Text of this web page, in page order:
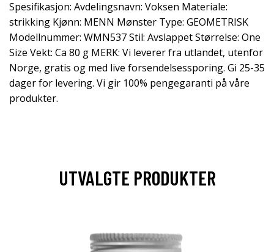
Spesifikasjon: Avdelingsnavn: Voksen Materiale:
strikking Kjønn: MENN Mønster Type: GEOMETRISK
Modellnummer: WMN537 Stil: Avslappet Størrelse: One
Size Vekt: Ca 80 g MERK: Vi leverer fra utlandet, utenfor
Norge, gratis og med live forsendelsessporing. Gi 25-35
dager for levering. Vi gir 100% pengegaranti på våre
produkter.
UTVALGTE PRODUKTER